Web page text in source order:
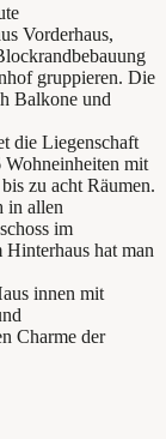
Vorderhaus,
gruppieren. Die
Balkone und
die Liegenschaft
Wohneinheiten mit
zu acht Räumen.
in allen
im
hat man
innen mit
Charme der